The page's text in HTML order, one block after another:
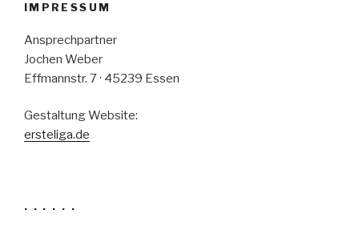
IMPRESSUM
Ansprechpartner
Jochen Weber
Effmannstr. 7 · 45239 Essen
Gestaltung Website:
ersteliga.de
. . . . . .